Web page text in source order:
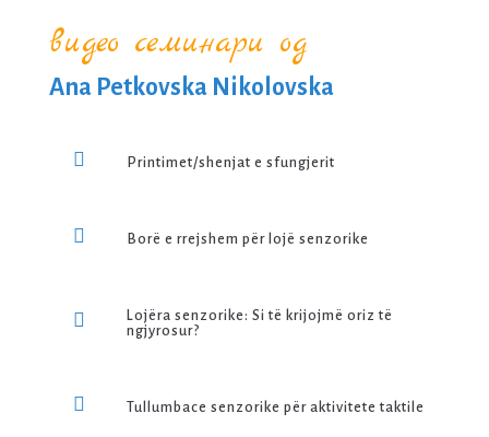
видео семинари од
Ana Petkovska Nikolovska
Printimet/shenjat e sfungjerit
Borë e rrejshem për lojë senzorike
Lojëra senzorike: Si të krijojmë oriz të
ngjyrosur?
Tullumbace senzorike për aktivitete taktile